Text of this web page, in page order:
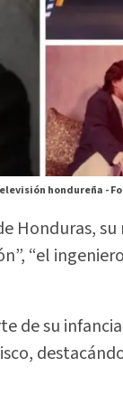
hondureña -
Honduras,
“el
de su